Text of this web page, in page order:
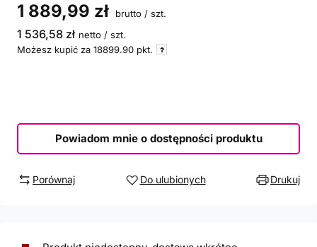
1 889,99 zł brutto / szt.
1 536,58 zł netto / szt.
Możesz kupić za 18899.90 pkt.
Powiadom mnie o dostępności produktu
Porównaj Do ulubionych Drukuj